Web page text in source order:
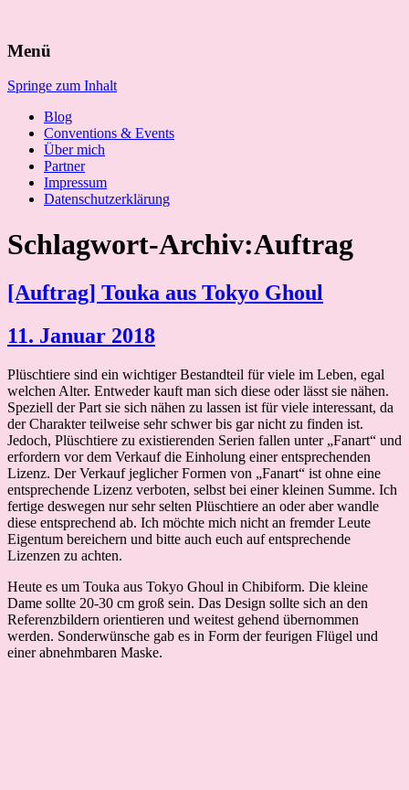
nach:
Menü
Springe zum Inhalt
Blog
Conventions & Events
Über mich
Partner
Impressum
Datenschutzerklärung
Schlagwort-Archiv:Auftrag
[Auftrag] Touka aus Tokyo Ghoul
11. Januar 2018
Plüschtiere sind ein wichtiger Bestandteil für viele im Leben, egal
welchen Alter. Entweder kauft man sich diese oder lässt sie nähen.
Speziell der Part sie sich nähen zu lassen ist für viele interessant, da
der Charakter teilweise sehr schwer bis gar nicht zu finden ist.
Jedoch, Plüschtiere zu existierenden Serien fallen unter „Fanart“ und
erfordern vor dem Verkauf die Einholung einer entsprechenden
Lizenz. Der Verkauf jeglicher Formen von „Fanart“ ist ohne eine
entsprechende Lizenz verboten, selbst bei einer kleinen Summe. Ich
fertige deswegen nur sehr selten Plüschtiere an oder aber wandle
diese entsprechend ab. Ich möchte mich nicht an fremder Leute
Eigentum bereichern und bitte auch euch auf entsprechende
Lizenzen zu achten.
Heute es um Touka aus Tokyo Ghoul in Chibiform. Die kleine
Dame sollte 20-30 cm groß sein. Das Design sollte sich an den
Referenzbildern orientieren und weitest gehend übernommen
werden. Sonderwünsche gab es in Form der feurigen Flügel und
einer abnehmbaren Maske.